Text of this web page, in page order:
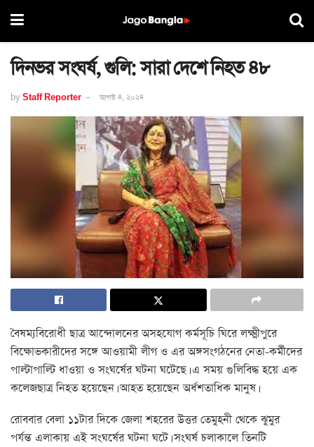
দিনভর সংঘর্ষ, গুলি: সারা দেশে নিহত ৪৮
by Staff Reporter আগস্ট ৪, ২০২৪
বৈষম্যবিরোধী ছাত্র আন্দোলনের অসহযোগ কর্মসূচি ঘিরে লক্ষ্মীপুরে
বিক্ষোভকারীদের সঙ্গে আওয়ামী লীগ ও এর অঙ্গসংগঠনের নেতা-কর্মীদের
পাল্টাপাল্টি ধাওয়া ও সংঘর্ষের ঘটনা ঘটেছে। এ সময় গুলিবিদ্ধ হয়ে এক
কলেজছাত্র নিহত হয়েছেন। আহত হয়েছেন অর্ধশতাধিক মানুষ।
রোববার বেলা ১১টার দিকে জেলা শহরের উত্তর তেমুহনী থেকে ঝুমুর
পর্যন্ত এলাকায় এই সংঘর্ষের ঘটনা ঘটে। সংঘর্ষ চলাকালে তিনটি